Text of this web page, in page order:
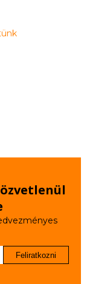
Feliratkozni